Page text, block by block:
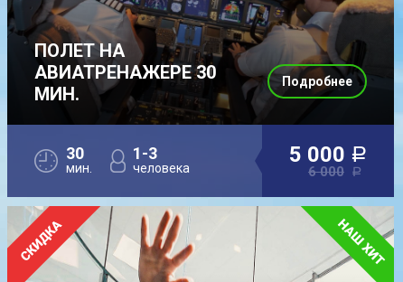
ПОЛЕТ НА
АВИАТРЕНАЖЕРЕ 30
МИН.
30
мин.
1-3
человека
5 000 a
6 000 a
Подробнее